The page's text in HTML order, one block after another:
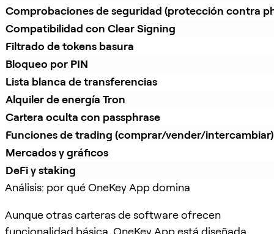
Comprobaciones de seguridad (protección contra
Compatibilidad con Clear Signing
Filtrado de tokens basura
Bloqueo por PIN
Lista blanca de transferencias
Alquiler de energía Tron
Cartera oculta con passphrase
Funciones de trading (comprar/vender/intercambiar)
Mercados y gráficos
DeFi y staking
Análisis: por qué OneKey App domina
Aunque otras carteras de software ofrecen
funcionalidad básica, OneKey App está diseñada